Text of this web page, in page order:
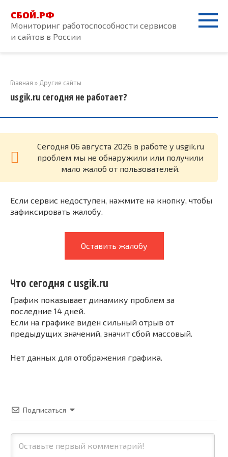
контенту
СБОЙ.РФ
Мониторинг работоспособности сервисов
и сайтов в России
Главная » Другие сайты
usgik.ru сегодня не работает?
Cегодня 06 августа 2026 в работе у usgik.ru
проблем мы не обнаружили или получили
мало жалоб от пользователей.
Если сервис недоступен, нажмите на кнопку, чтобы
зафиксировать жалобу.
Оставить жалобу
Что сегодня с usgik.ru
График показывает динамику проблем за
последние 14 дней.
Если на графике виден сильный отрыв от
предыдущих значений, значит сбой массовый.
Нет данных для отображения графика.
Подписаться